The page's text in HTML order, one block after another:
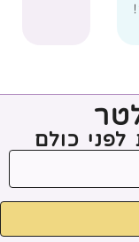
לפני כולם